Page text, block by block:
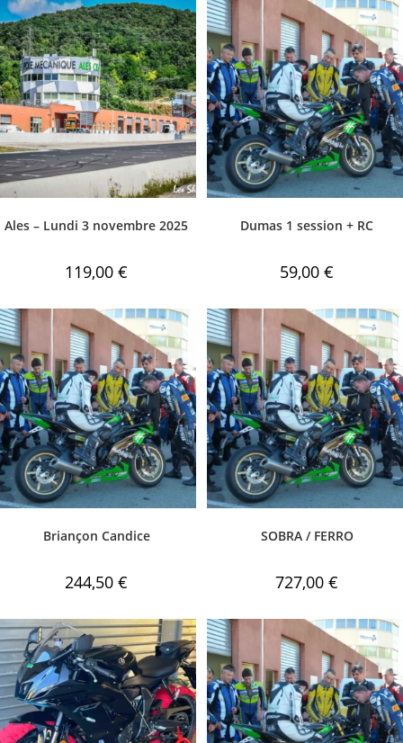
Ales – Lundi 3 novembre 2025
119,00 €
Dumas 1 session + RC
59,00 €
Briançon Candice
244,50 €
SOBRA / FERRO
727,00 €